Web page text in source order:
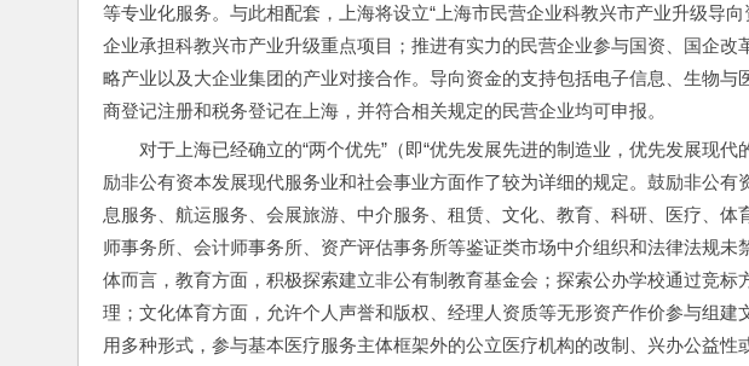
等专业化服务。与此相配套，上海将设立“上海市民营企业科教兴市产业升级导向
企业承担科教兴市产业升级重点项目；推进有实力的民营企业参与国资、国企
略产业以及大企业集团的产业对接合作。导向资金的支持包括电子信息、生物与
商登记注册和税务登记在上海，并符合相关规定的民营企业均可申报。
对于上海已经确立的“两个优先”（即“优先发展先进的制造业，优先发展现
励非公有资本发展现代服务业和社会事业方面作了较为详细的规定。鼓励非公
息服务、航运服务、会展旅游、中介服务、租赁、文化、教育、科研、医疗、
师事务所、会计师事务所、资产评估事务所等鉴证类市场中介组织和法律法规
体而言，教育方面，积极探索建立非公有制教育基金会；探索公办学校通过竞标
理；文化体育方面，允许个人声誉和版权、经理人资质等无形资产作价参与组
用多种形式，参与基本医疗服务主体框架外的公立医疗机构的改制、兴办公益性